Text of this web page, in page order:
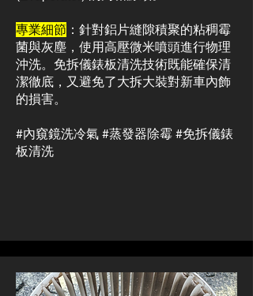
專業細節 ：針對鋁片縫隙積聚的粘稠霉
菌與灰塵，使用高壓微米噴頭進行物理
沖洗。免拆儀錶板清洗技術既能確保清
潔徹底，又避免了大拆大裝對新車內飾
的損害。
#內窺鏡洗冷氣 #蒸發器除霉 #免拆儀錶
板清洗